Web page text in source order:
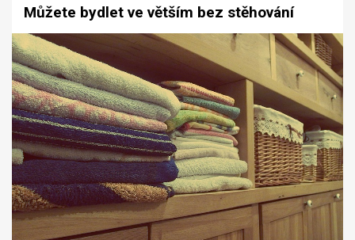
Můžete bydlet ve větším bez stěhování